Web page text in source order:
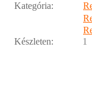
Kategória:
Készleten:
1